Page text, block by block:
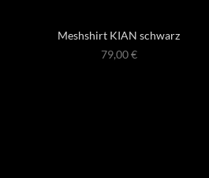
Meshshirt KIAN schwarz
79,00€